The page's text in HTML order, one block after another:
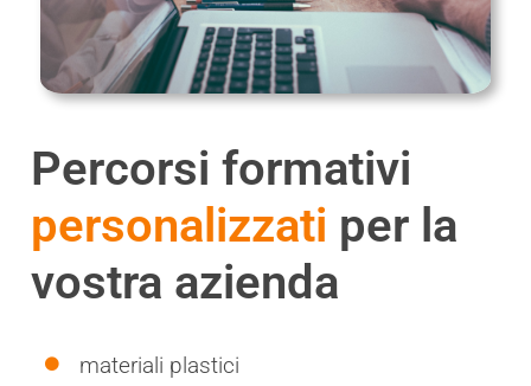
Formazione Personalizzata
Formazione Finanziata
SELEZIONE
Per le aziende
CONTATTI
Percorsi formativi
personalizzati per la
vostra azienda
materiali plastici